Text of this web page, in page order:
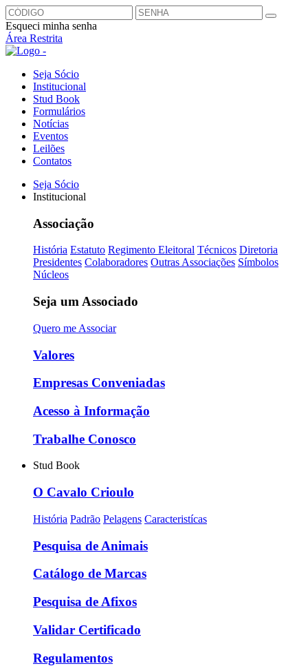
Esqueci minha senha
Área Restrita
Seja Sócio
Institucional
Stud Book
Formulários
Notícias
Eventos
Leilões
Contatos
Seja Sócio
Institucional
Associação
História Estatuto Regimento Eleitoral Técnicos Diretoria
Presidentes Colaboradores Outras Associações Símbolos
Núcleos
Seja um Associado
Quero me Associar
Valores
Empresas Conveniadas
Acesso à Informação
Trabalhe Conosco
Stud Book
O Cavalo Crioulo
História Padrão Pelagens Caracteristícas
Pesquisa de Animais
Catálogo de Marcas
Pesquisa de Afixos
Validar Certificado
Regulamentos